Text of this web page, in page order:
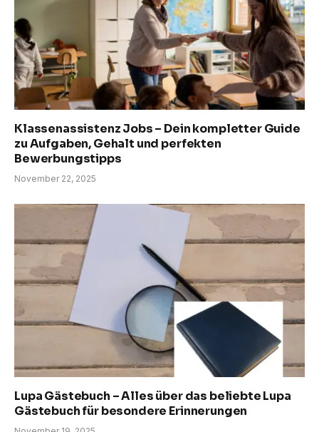
Klassenassistenz Jobs – Dein kompletter Guide
zu Aufgaben, Gehalt und perfekten
Bewerbungstipps
November 22, 2025
Lupa Gästebuch – Alles über das beliebte Lupa
Gästebuch für besondere Erinnerungen